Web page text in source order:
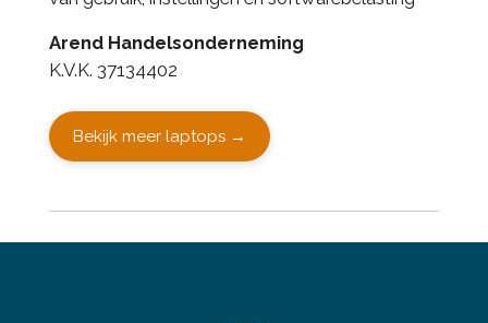
Arend Handelsonderneming
K.V.K. 37134402
Bekijk meer laptops →